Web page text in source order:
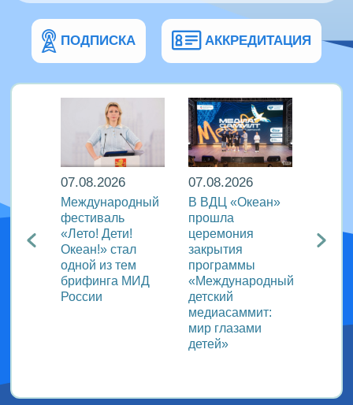
ПОДПИСКА АККРЕДИТАЦИЯ
07.08.2026
Международный
фестиваль
«Лето! Дети!
Океан!» стал
одной из тем
брифинга МИД
России
07.08.2026
В ВДЦ «Океан»
прошла
церемония
закрытия
программы
«Международный
детский
медиасаммит:
мир глазами
детей»
VIII